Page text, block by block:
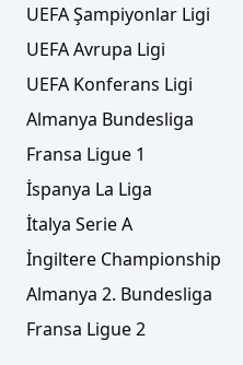
UEFA Şampiyonlar Ligi
UEFA Avrupa Ligi
UEFA Konferans Ligi
Almanya Bundesliga
Fransa Ligue 1
İspanya La Liga
İtalya Serie A
İngiltere Championship
Almanya 2. Bundesliga
Fransa Ligue 2